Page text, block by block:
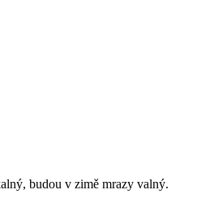
budou v zimě mrazy valný.